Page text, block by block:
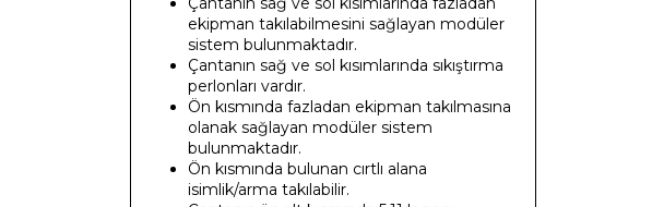
ekipman takılabilmesini sağlayan modüler
sistem bulunmaktadır.
Çantanın sağ ve sol kısımlarında sıkıştırma
perlonları vardır.
Ön kısmında fazladan ekipman takılmasına
olanak sağlayan modüler sistem
bulunmaktadır.
Ön kısmında bulunan cırtlı alana
isimlik/arma takılabilir.